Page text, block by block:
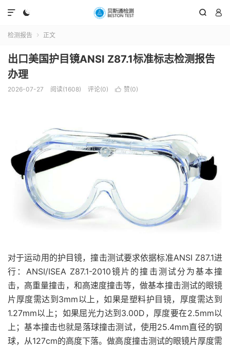
  

检测报告  正文
出口美国护目镜ANSI Z87.1标准标志检测报告
办理
2026-07-27 阅读(1608) 评论(0)  赞(0)
对于运动用的护目镜，撞击测试要求依据标准ANSI Z87.1进
行：ANSI/ISEA Z87.1-2010镜片的撞击测试分为基本撞
击，高重量撞击，和高速度撞击等，做基本撞击测试的眼镜
片厚度需达到3mm以上，如果是塑料护目镜，厚度需达到
1.27mm以上；如果屈光力达到3.00D，厚度要在2.5mm以
上；基本撞击也就是落球撞击测试，使用25.4mm直径的钢
球，从127cm的高度下落。做高度撞击测试的眼镜片厚度需